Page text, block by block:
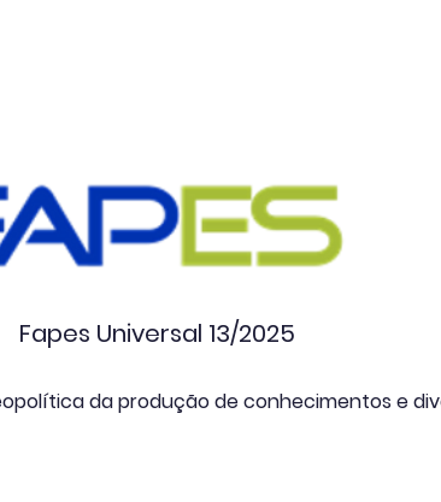
Fapes Universal 13/2025
da produção de conhecimentos e